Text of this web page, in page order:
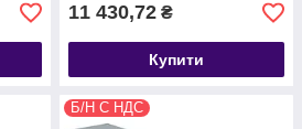
11 430,72 ₴
Купити
Б/Н С НДС